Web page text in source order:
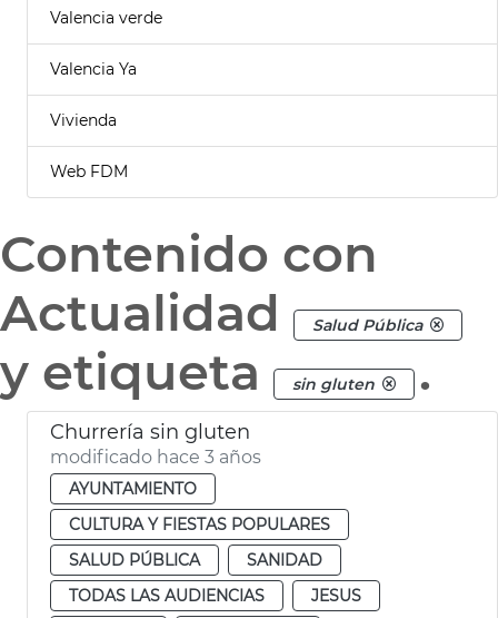
Valencia verde
Valencia Ya
Vivienda
Web FDM
Contenido con
Actualidad
Salud Pública
y etiqueta sin gluten .
Churrería sin gluten
modificado hace 3 años
AYUNTAMIENTO
CULTURA Y FIESTAS POPULARES
SALUD PÚBLICA
SANIDAD
TODAS LAS AUDIENCIAS
JESUS